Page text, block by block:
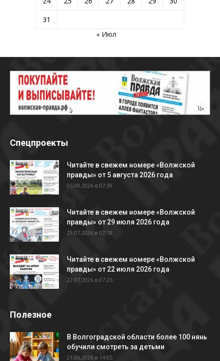
31
« Июл
Спецпроекты
Читайте в свежем номере «Волжской
правды» от 5 августа 2026 года
05.08.2026 в 07:39
Читайте в свежем номере «Волжской
правды» от 29 июля 2026 года
29.07.2026 в 07:18
Читайте в свежем номере «Волжской
правды» от 22 июля 2026 года
22.07.2026 в 07:26
Полезное
В Волгоградской области более 100 нянь
обучили смотреть за детьми
21.06.2026 в 14:05